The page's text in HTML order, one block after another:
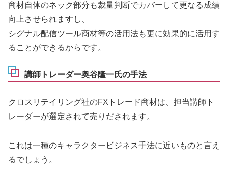
商材自体のネック部分も裁量判断でカバーして更なる成績
向上させられますし、
シグナル配信ツール商材等の活用法も更に効果的に活用す
ることができるからです。
講師トレーダー奥谷隆一氏の手法
クロスリテイリング社のFXトレード商材は、担当講師ト
レーダーが選定されて売りだされます。
これは一種のキャラクタービジネス手法に近いものと言え
るでしょう。